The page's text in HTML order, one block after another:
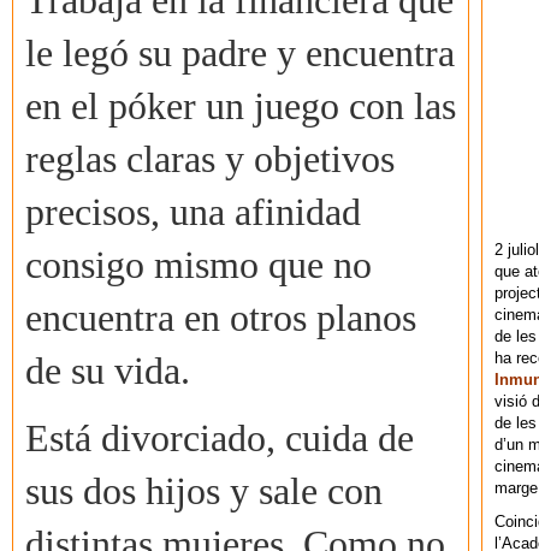
le legó su padre y encuentra
en el póker un juego con las
reglas claras y objetivos
precisos, una afinidad
consigo mismo que no
encuentra en otros planos
de su vida.
Está divorciado, cuida de
sus dos hijos y sale con
2
que
de
ha
visió
de
d’un